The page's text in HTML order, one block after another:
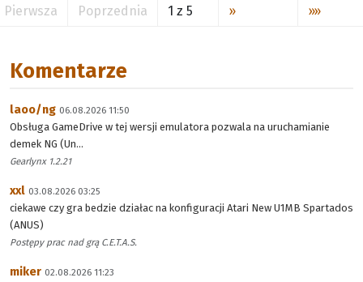
Pierwsza
Poprzednia
1 z 5
»
»»
Komentarze
laoo/ng 06.08.2026 11:50
Obsługa GameDrive w tej wersji emulatora pozwala na uruchamianie
demek NG (Un...
Gearlynx 1.2.21
xxl 03.08.2026 03:25
ciekawe czy gra bedzie działac na konfiguracji Atari New U1MB Spartados
(ANUS)
Postępy prac nad grą C.E.T.A.S.
miker 02.08.2026 11:23